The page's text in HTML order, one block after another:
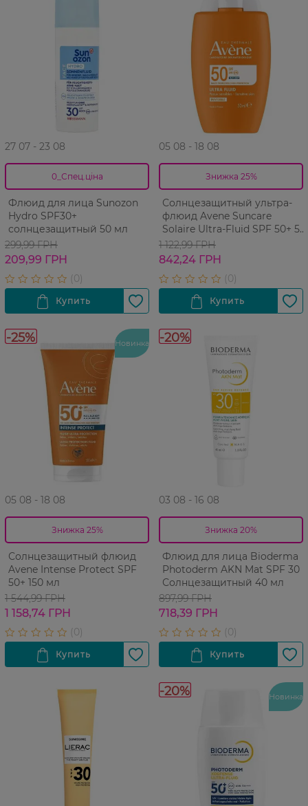
27 07 - 23 08
0_Спец.ціна
Флюид для лица Sunozon
Hydro SPF30+
солнцезащитный 50 мл
299,99 ГРН
209,99 ГРН
05 08 - 18 08
Знижка 25%
Солнцезащитный ультра-
флюид Avene Suncare
Solaire Ultra-Fluid SPF 50+ 50
мл
1 122,99 ГРН
842,24 ГРН
-25% Новинка
05 08 - 18 08
Знижка 25%
Солнцезащитный флюид
Avene Intense Protect SPF
50+ 150 мл
1 544,99 ГРН
1 158,74 ГРН
-20%
03 08 - 16 08
Знижка 20%
Флюид для лица Bioderma
Photoderm AKN Mat SPF 30
Солнцезащитный 40 мл
897,99 ГРН
718,39 ГРН
-20% Новинка